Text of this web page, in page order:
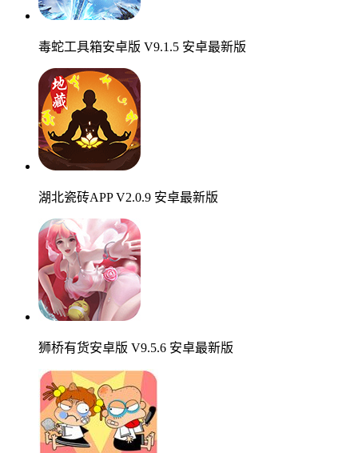
毒蛇工具箱安卓版 V9.1.5 安卓最新版
湖北瓷砖APP V2.0.9 安卓最新版
狮桥有货安卓版 V9.5.6 安卓最新版